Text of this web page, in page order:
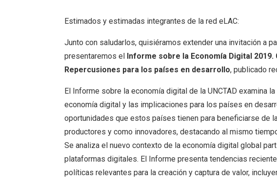
la
navegación
Estimados y estimadas integrantes de la red eLAC:
Junto con saludarlos, quisiéramos extender una invitación a
presentaremos el Informe sobre la Economía Digital
Repercusiones para los países en desarrollo, publicado
El Informe sobre la economía digital de la UNCTAD examina
economía digital y las implicaciones para los países en
oportunidades que estos países tienen para beneficiarse de
productores y como innovadores, destacando al mismo
Se analiza el nuevo contexto de la economía digital global
plataformas digitales. El Informe presenta tendencias
políticas relevantes para la creación y captura de valor,